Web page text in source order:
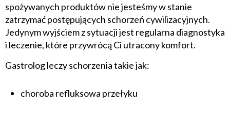
spożywanych produktów nie jesteśmy w stanie
zatrzymać postępujących schorzeń cywilizacyjnych.
Jedynym wyjściem z sytuacji jest regularna diagnostyka
i leczenie, które przywrócą Ci utracony komfort.
Gastrolog leczy schorzenia takie jak:
choroba refluksowa przełyku